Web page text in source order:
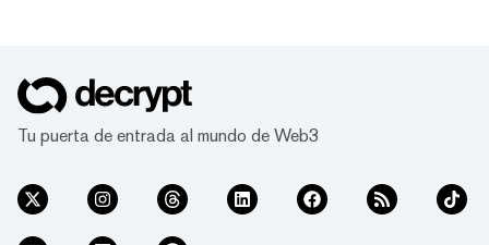
Tu puerta de entrada al mundo de Web3